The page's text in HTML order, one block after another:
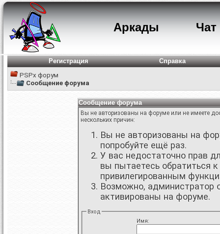
Аркады Чат
Регистрация
Справка
PSPx форум
Сообщение форума
Сообщение форума
Вы не авторизованы на форуме или не имеете
нескольких причин:
Вы не авторизованы на
попробуйте ещё раз.
У вас недостаточно прав
вы пытаетесь обратиться
привилегированным
Возможно, администратор
активированы на форуме.
Вход
Имя: